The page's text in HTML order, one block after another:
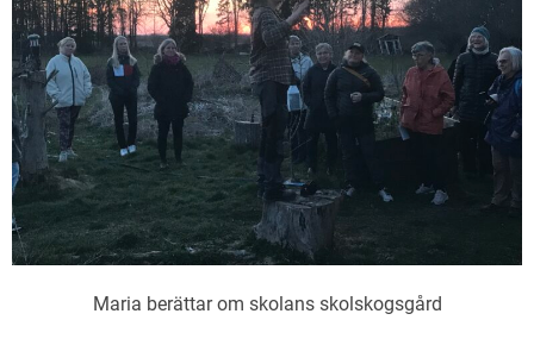
Maria berättar om skolans skolskogsgård